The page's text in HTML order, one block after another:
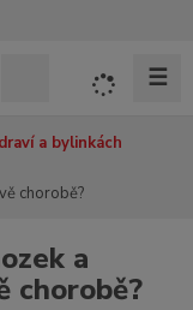
h
e
a
t
☰
a bylinkách
chorobě?
a
chorobě?